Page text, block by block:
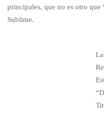
principales, que no es otro que
Sublime.